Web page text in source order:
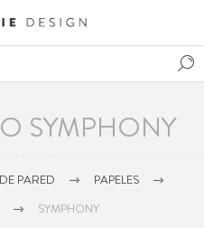
SYMPHONY
PARED
PAPELES
SYMPHONY